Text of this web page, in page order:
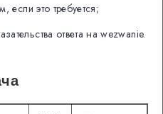
если это требуется;
ответа на wezwanie.